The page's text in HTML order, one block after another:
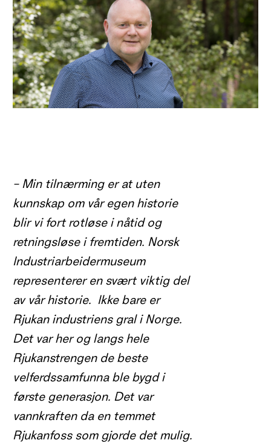
– Min tilnærming er at uten
kunnskap om vår egen historie
blir vi fort rotløse i nåtid og
retningsløse i fremtiden. Norsk
Industriarbeidermuseum
representerer en svært viktig del
av vår historie. Ikke bare er
Rjukan industriens gral i Norge.
Det var her og langs hele
Rjukanstrengen de beste
velferdssamfunna ble bygd i
første generasjon. Det var
vannkraften da en temmet
Rjukanfoss som gjorde det mulig.